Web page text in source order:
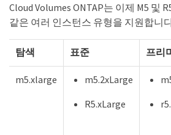
Cloud Volumes ONTAP는 이제 M5 및
같은 여러 인스턴스 유형을 지원합니
탐색 표준 프리
m5.xlarge
m5.2xLarge
R5.xLarge